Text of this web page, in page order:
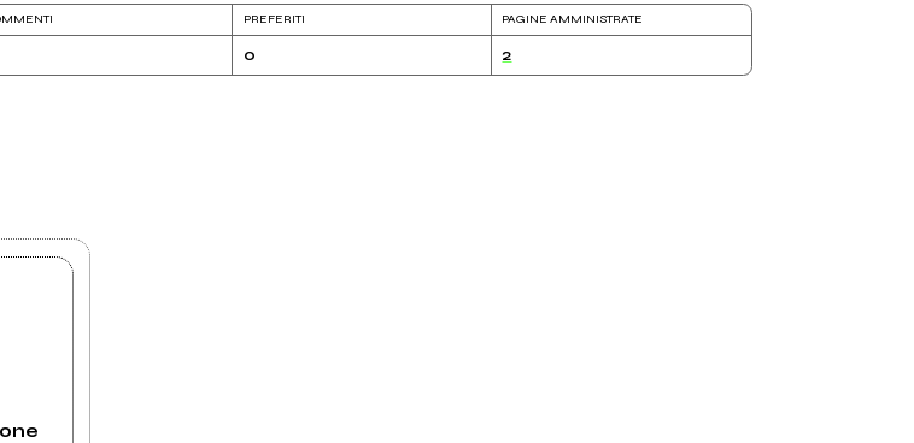
PREFERITI
0
PAGINE AMMINISTRATE
2